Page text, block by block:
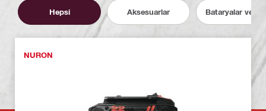
Hepsi Aksesuarlar Bataryalar ve
NURON